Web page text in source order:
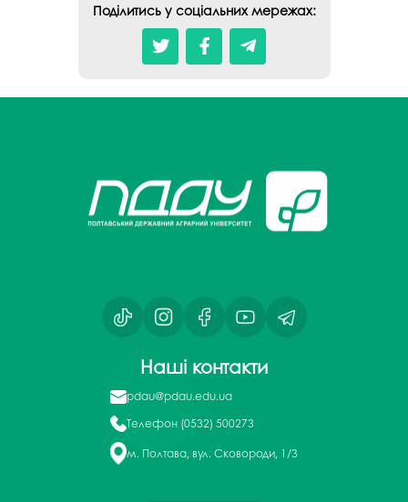
Поділитись у соціальних мережах:
Наші контакти
pdau@pdau.edu.ua
Телефон (0532) 500273
м. Полтава, вул. Сковороди, 1/3